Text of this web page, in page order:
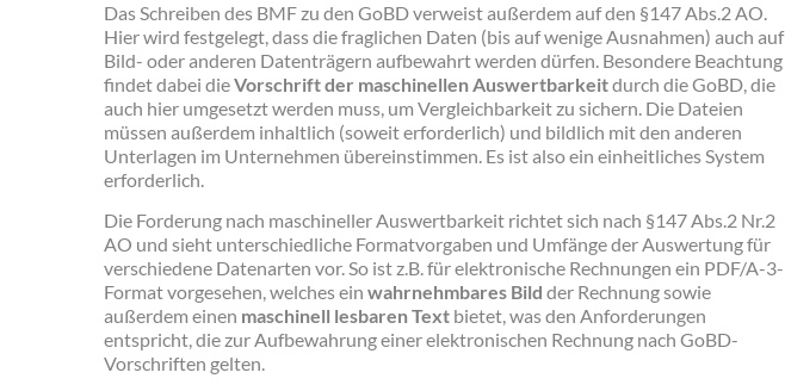
Das Schreiben des BMF zu den GoBD verweist außerdem auf den §147 Abs.2 AO.
Hier wird festgelegt, dass die fraglichen Daten (bis auf wenige Ausnahmen) auch auf
Bild- oder anderen Datenträgern aufbewahrt werden dürfen. Besondere Beachtung
findet dabei dieVorschrift der maschinellen Auswertbarkeitdurch die GoBD, die
auch hier umgesetzt werden muss, um Vergleichbarkeit zu sichern. Die Dateien
müssen außerdem inhaltlich (soweit erforderlich) und bildlich mit den anderen
Unterlagen im Unternehmen übereinstimmen. Es ist also ein einheitliches System
erforderlich.
Die Forderung nach maschineller Auswertbarkeit richtet sich nach §147 Abs.2 Nr.2
AO und sieht unterschiedliche Formatvorgaben und Umfänge der Auswertung für
verschiedene Datenarten vor. So ist z.B. für elektronische Rechnungen ein PDF/A-3-
Format vorgesehen, welches ein wahrnehmbares Bild der Rechnung sowie
außerdem einen maschinell lesbaren Text bietet, was den Anforderungen
entspricht, die zur Aufbewahrung einer elektronischen Rechnung nach GoBD-
Vorschriften gelten.